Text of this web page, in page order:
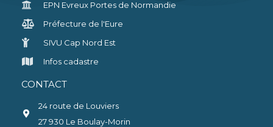
EPN Evreux Portes de Normandie
Préfecture de l'Eure
SIVU Cap Nord Est
Infos cadastre
CONTACT
24 route de Louviers
27 930 Le Boulay-Morin